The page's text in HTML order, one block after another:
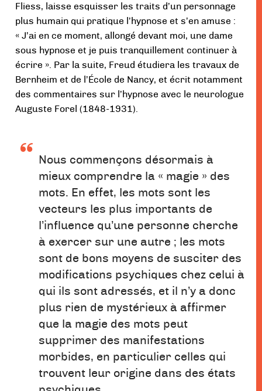
Fliess, laisse esquisser les traits d’un personnage
plus humain qui pratique l’hypnose et s’en amuse :
« J’ai en ce moment, allongé devant moi, une dame
sous hypnose et je puis tranquillement continuer à
écrire ». Par la suite, Freud étudiera les travaux de
Bernheim et de l’École de Nancy, et écrit notamment
des commentaires sur l’hypnose avec le neurologue
Auguste Forel (1848-1931).
Nous commençons désormais à
mieux comprendre la « magie » des
mots. En effet, les mots sont les
vecteurs les plus importants de
l’influence qu’une personne cherche
à exercer sur une autre ; les mots
sont de bons moyens de susciter des
modifications psychiques chez celui à
qui ils sont adressés, et il n’y a donc
plus rien de mystérieux à affirmer
que la magie des mots peut
supprimer des manifestations
morbides, en particulier celles qui
trouvent leur origine dans des états